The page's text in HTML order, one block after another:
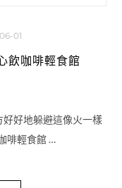
01
飲咖啡輕食館
好地躲避這像火一樣
啡輕食館 …